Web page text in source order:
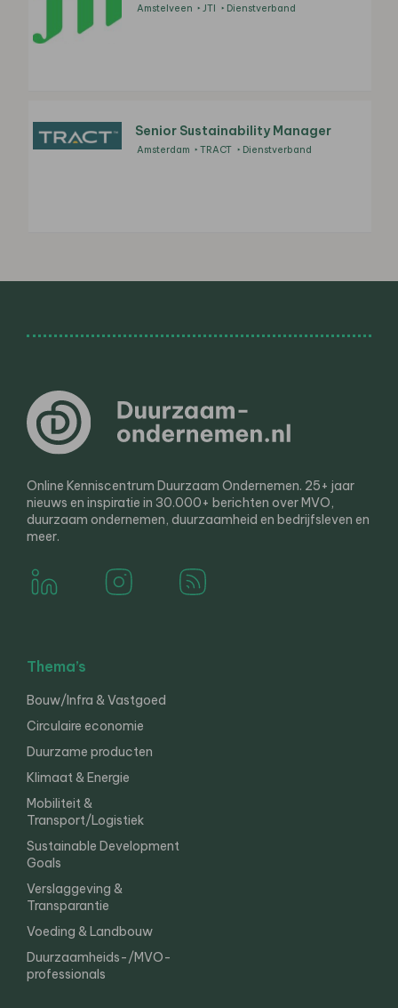
Amstelveen JTI Dienstverband
Senior Sustainability Manager
Amsterdam TRACT Dienstverband
Online Kenniscentrum Duurzaam Ondernemen. 25+ jaar
nieuws en inspiratie in 30.000+ berichten over MVO,
duurzaam ondernemen, duurzaamheid en bedrijfsleven en
meer.
Thema’s
Bouw/Infra & Vastgoed
Circulaire economie
Duurzame producten
Klimaat & Energie
Mobiliteit &
Transport/Logistiek
Sustainable Development
Goals
Verslaggeving &
Transparantie
Voeding & Landbouw
Duurzaamheids-/MVO-
professionals